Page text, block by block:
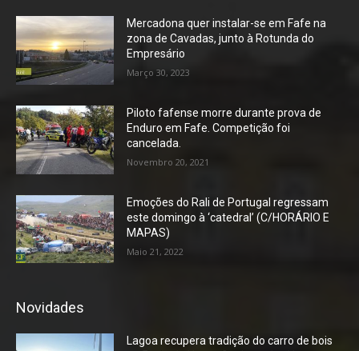
Mercadona quer instalar-se em Fafe na
zona de Cavadas, junto à Rotunda do
Empresário
Março 30, 2023
Piloto fafense morre durante prova de
Enduro em Fafe. Competição foi
cancelada.
Novembro 20, 2021
Emoções do Rali de Portugal regressam
este domingo à ‘catedral’ (C/HORÁRIO E
MAPAS)
Maio 21, 2022
Novidades
Lagoa recupera tradição do carro de bois